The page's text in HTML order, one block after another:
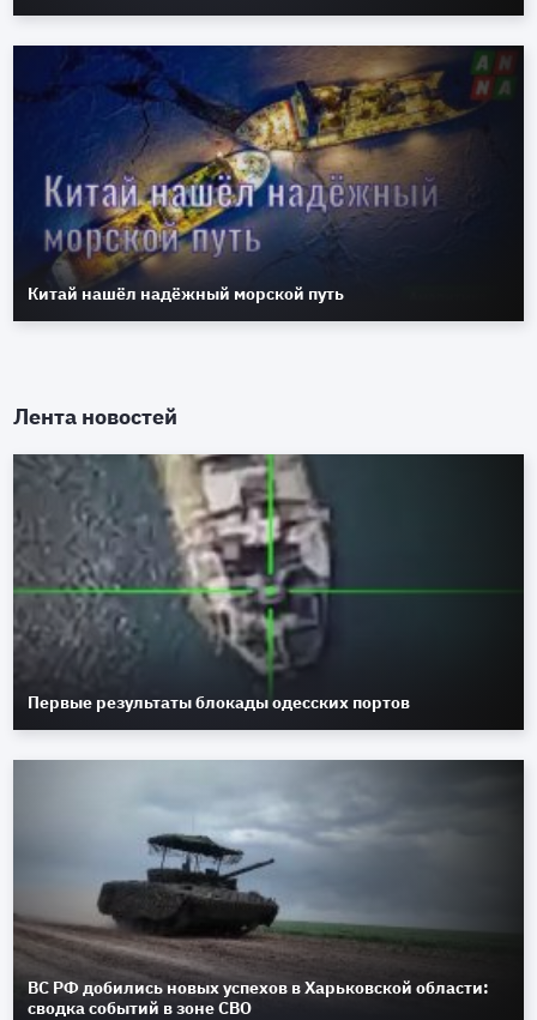
Китай нашёл надёжный морской путь
Лента новостей
Первые результаты блокады одесских портов
ВС РФ добились новых успехов в Харьковской области:
сводка событий в зоне СВО